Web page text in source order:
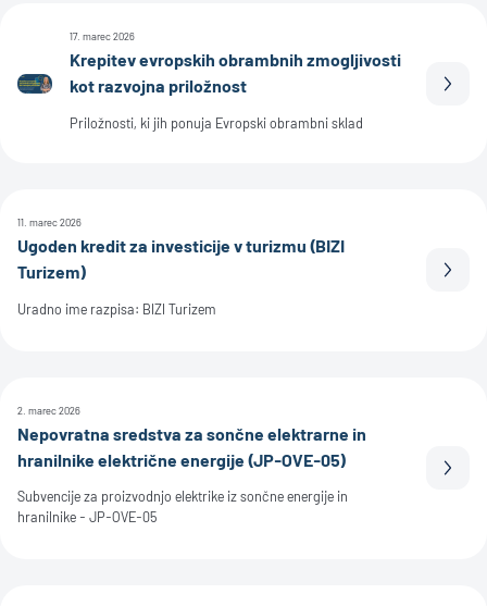
17. marec 2026
Krepitev evropskih obrambnih zmogljivosti
kot razvojna priložnost
Priložnosti, ki jih ponuja Evropski obrambni sklad
11. marec 2026
Ugoden kredit za investicije v turizmu (BIZI
Turizem)
Uradno ime razpisa: BIZI Turizem
2. marec 2026
Nepovratna sredstva za sončne elektrarne in
hranilnike električne energije (JP-OVE-05)
Subvencije za proizvodnjo elektrike iz sončne energije in
hranilnike - JP-OVE-05